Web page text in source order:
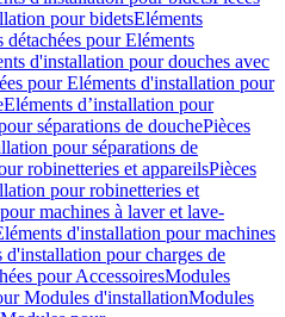
pour bidetsEléments
détachées pour Eléments
d'installation pour douches avec
pour Eléments d'installation pour
Eléments d’installation pour
séparations de douchePièces
pour séparations de
robinetteries et appareilsPièces
pour robinetteries et
machines à laver et lave-
d'installation pour machines
d'installation pour charges de
pour AccessoiresModules
Modules d'installationModules